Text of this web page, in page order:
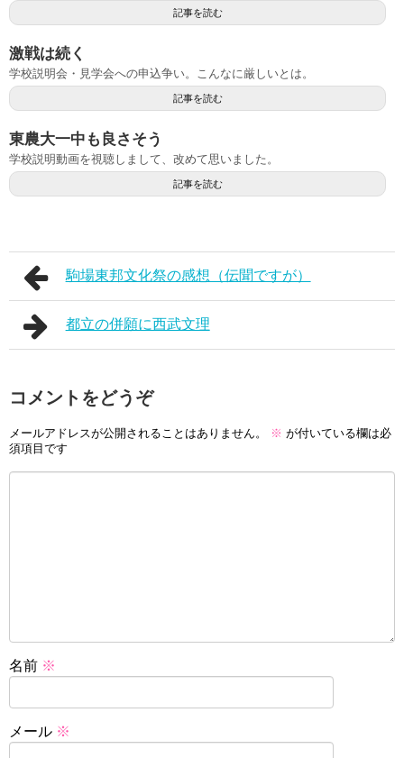
記事を読む
激戦は続く
学校説明会・見学会への申込争い。こんなに厳しいとは。
記事を読む
東農大一中も良さそう
学校説明動画を視聴しまして、改めて思いました。
記事を読む
駒場東邦文化祭の感想（伝聞ですが）
都立の併願に西武文理
コメントをどうぞ
メールアドレスが公開されることはありません。 ※ が付いている欄は必
須項目です
名前 ※
メール ※